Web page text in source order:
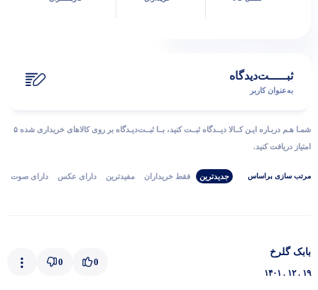
ثبـــــت‌دیدگاه
به‌عنوان کاربر
شمـا هـم دربـاره ایـن کــالا دیــدگاه ثبــت کنید، بــا ثبــت‌دیـدگاه بر روی کالاهای خریداری شده ۵
امتیاز دریافت کنید.
مرتب‌ سازی‌ بر‌اساس جدیدترین فقط‌ خریداران‌ مفیدترین دارای‌ عکس دارای‌ صوت
بابک گلرخ
۱۴۰۱ . ۱۲ . ۱۹
0
0